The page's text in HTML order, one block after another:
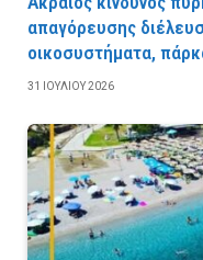
απαγόρευσης
οικοσυστήματα,
31 ΙΟΥΛΊΟΥ 2026